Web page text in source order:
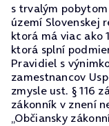
s trvalým
území Slovenskej
ktorá má viac ako
ktorá splní
Pravidiel s
zamestnancov
zmysle ust. § 116
zákonník v znení
„Občiansky